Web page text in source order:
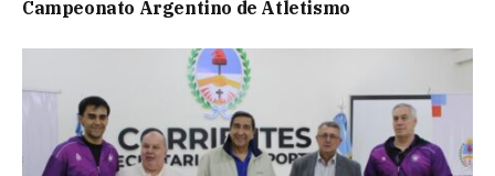
Campeonato Argentino de Atletismo